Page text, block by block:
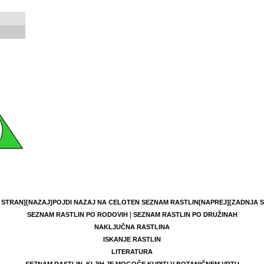
[NAZAJ]POJDI NAZAJ NA CELOTEN SEZNAM RASTLIN[NAPREJ][ZADNJA
SEZNAM RASTLIN PO RODOVIH|
SEZNAM RASTLIN PO DRUŽINAH
NAKLJUČNA RASTLINA
ISKANJE RASTLIN
LITERATURA